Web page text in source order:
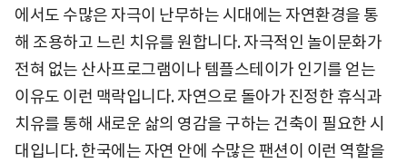
에서도 수많은 자극이 난무하는 시대에는 자연환경을 통
해 조용하고 느린 치유를 원합니다. 자극적인 놀이문화가
전혀 없는 산사프로그램이나 템플스테이가 인기를 얻는
이유도 이런 맥락입니다. 자연으로 돌아가 진정한 휴식과
치유를 통해 새로운 삶의 영감을 구하는 건축이 필요한 시
대입니다. 한국에는 자연 안에 수많은 팬션이 이런 역할을